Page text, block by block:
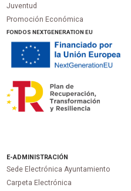
Juventud
Promoción Económica
FONDOS NEXTGENERATION EU
E-ADMINISTRACIÓN
Sede Electrónica Ayuntamiento
Carpeta Electrónica